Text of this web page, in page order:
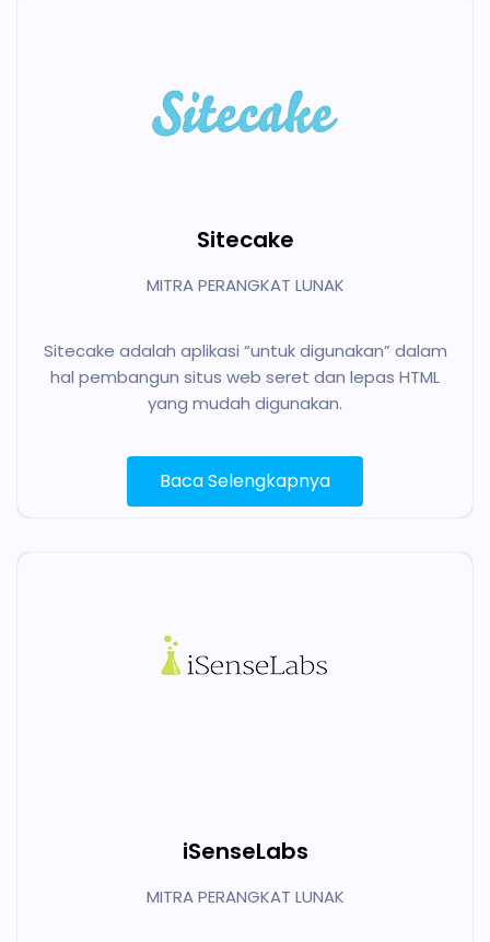
Sitecake
MITRA PERANGKAT LUNAK
Sitecake adalah aplikasi “untuk digunakan” dalam
hal pembangun situs web seret dan lepas HTML
yang mudah digunakan.
Baca Selengkapnya
iSenseLabs
MITRA PERANGKAT LUNAK